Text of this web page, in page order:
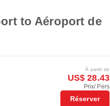
to Aéroport de
À partir de
US$ 28.43
Prix/ Pers
Réserver